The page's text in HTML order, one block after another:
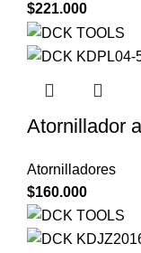
$221.000
Atornillador
Atornilladores
$160.000